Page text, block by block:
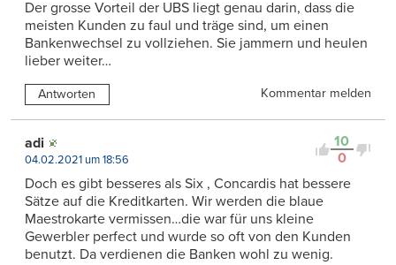
Der grosse Vorteil der UBS liegt genau darin, dass die
meisten Kunden zu faul und träge sind, um einen
Bankenwechsel zu vollziehen. Sie jammern und heulen
lieber weiter…
Antworten Kommentar melden
10
0
adi
04.02.2021 um 18:56
Doch es gibt besseres als Six , Concardis hat bessere
Sätze auf die Kreditkarten. Wir werden die blaue
Maestrokarte vermissen…die war für uns kleine
Gewerbler perfect und wurde so oft von den Kunden
benutzt. Da verdienen die Banken wohl zu wenig.